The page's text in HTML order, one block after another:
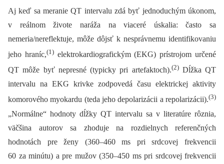
Aj keď sa meranie QT intervalu zdá byť jednoduchým úkonom,
v reálnom živote naráža na viaceré úskalia: často sa
nemeria/nereflektuje, môže dôjsť k nesprávnemu identifikovaniu
jeho hraníc,(1)elektrokardiografickým (EKG) prístrojom určené
QT môže byť nepresné (typicky pri artefaktoch).(2)Dĺžka QT
intervalu na EKG krivke zodpovedá času elektrickej aktivity
komorového myokardu (teda jeho depolarizácii a repolarizácii).(3)
„Normálne“ hodnoty dĺžky QT intervalu sa v literatúre rôznia,
väčšina autorov sa zhoduje na rozdielnych referenčných
hodnotách pre ženy (360–460 ms pri srdcovej frekvencii
60 za minútu) a pre mužov (350–450 ms pri srdcovej frekvencii